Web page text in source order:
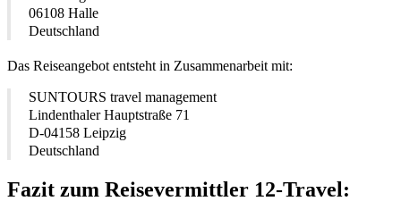
06108 Halle
Deutschland
Das Reiseangebot entsteht in Zusammenarbeit mit:
SUNTOURS travel management
Lindenthaler Hauptstraße 71
D-04158 Leipzig
Deutschland
Fazit zum Reisevermittler 12-Travel: